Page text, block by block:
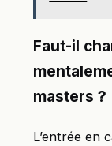
Faut-il
masters ?
L’entrée en